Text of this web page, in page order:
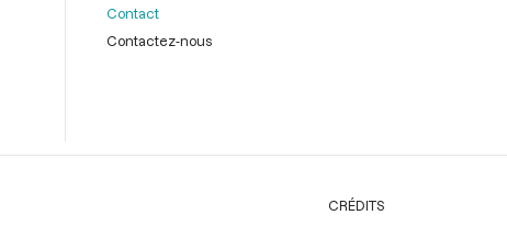
Contact
Contactez-nous
CRÉDITS